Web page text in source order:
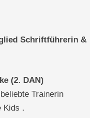
Schriftführerin &
(2. DAN)
Trainerin
Kids .